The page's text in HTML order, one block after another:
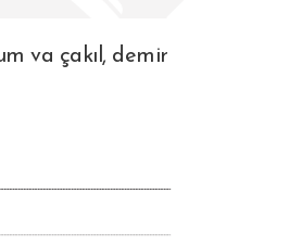
va çakıl, demir